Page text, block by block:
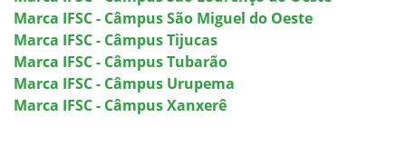
Marca IFSC - Câmpus São Miguel do Oeste
Marca IFSC - Câmpus Tijucas
Marca IFSC - Câmpus Tubarão
Marca IFSC - Câmpus Urupema
Marca IFSC - Câmpus Xanxerê